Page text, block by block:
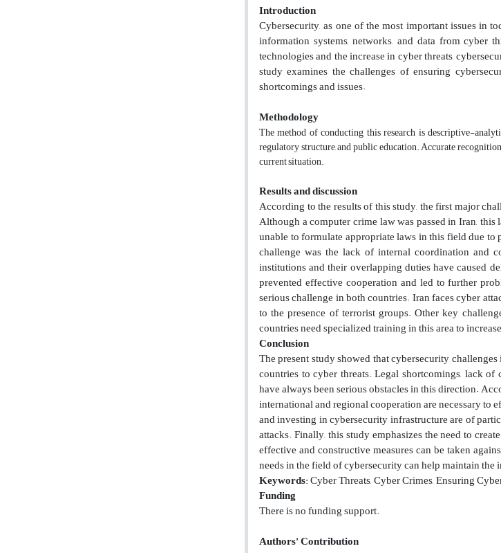
Introduction
Cybersecurity, as one of the most important issues in
information systems, networks, and data from cyber
technologies and the increase in cyber threats,
study examines the challenges of ensuring
shortcomings and issues.
Methodology
The method of conducting this research is descriptive-
regulatory structure, and public education. Accurate
current situation.
Results and discussion
According to the results of this study, the first major
Although a computer crime law was passed in Iran,
unable to formulate appropriate laws in this field due
challenge was the lack of internal coordination and
institutions and their overlapping duties have caused
prevented effective cooperation and led to further
serious challenge in both countries. Iran faces cyber
to the presence of terrorist groups. Other key
countries need specialized training in this area to
Conclusion
The present study showed that cybersecurity
countries to cyber threats. Legal shortcomings, lack
have always been serious obstacles in this direction.
international and regional cooperation are necessary
and investing in cybersecurity infrastructure are of
attacks. Finally, this study emphasizes the need to
effective and constructive measures can be taken
needs in the field of cybersecurity can help maintain
Keywords:Cyber ​​Threats, Cyber Crimes, Ensuring
Funding
There is no funding support.
Authors’Contribution